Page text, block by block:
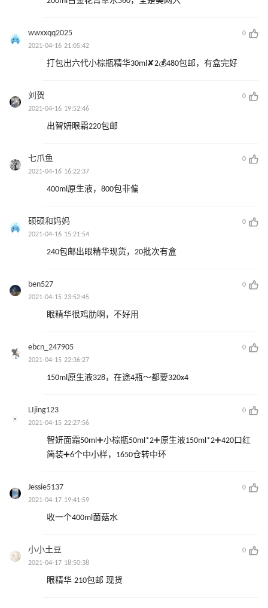
wwxxqq2025
0
2021-04-16 21:05:42
打包出六代小棕瓶精华30ml✘2💰480包邮，有盒完好
刘贺
0
2021-04-16 19:52:46
出智妍眼霜220包邮
七爪鱼
0
2021-04-16 16:22:37
400ml原生液，800包非偏
硕硕和妈妈
0
2021-04-16 15:21:54
240包邮出眼精华现货，20批次有盒
ben527
0
2021-04-15 23:52:45
眼精华很鸡肋啊，不好用
ebcn_247905
0
2021-04-15 22:36:27
150ml原生液328，在途4瓶～都要320x4
LIjing123
0
2021-04-15 22:27:56
智妍面霜50ml➕小棕瓶50ml*2➕原生液150ml*2➕420口红
简装➕6个中小样，1650仓转中环
Jessie5137
0
2021-04-17 19:41:59
收一个400ml菌菇水
小小土豆
0
2021-04-17 18:50:38
眼精华 210包邮 现货